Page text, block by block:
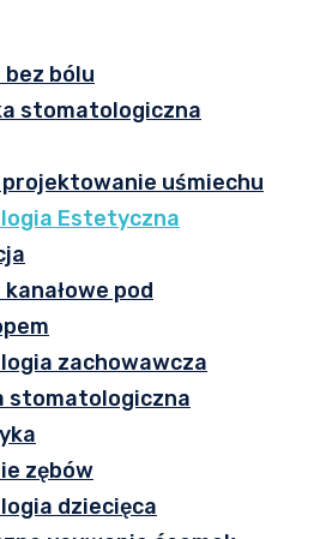
bez bólu
stomatologiczna
uśmiechu
Estetyczna
pod
zachowawcza
stomatologiczna
zębów
dziecięca